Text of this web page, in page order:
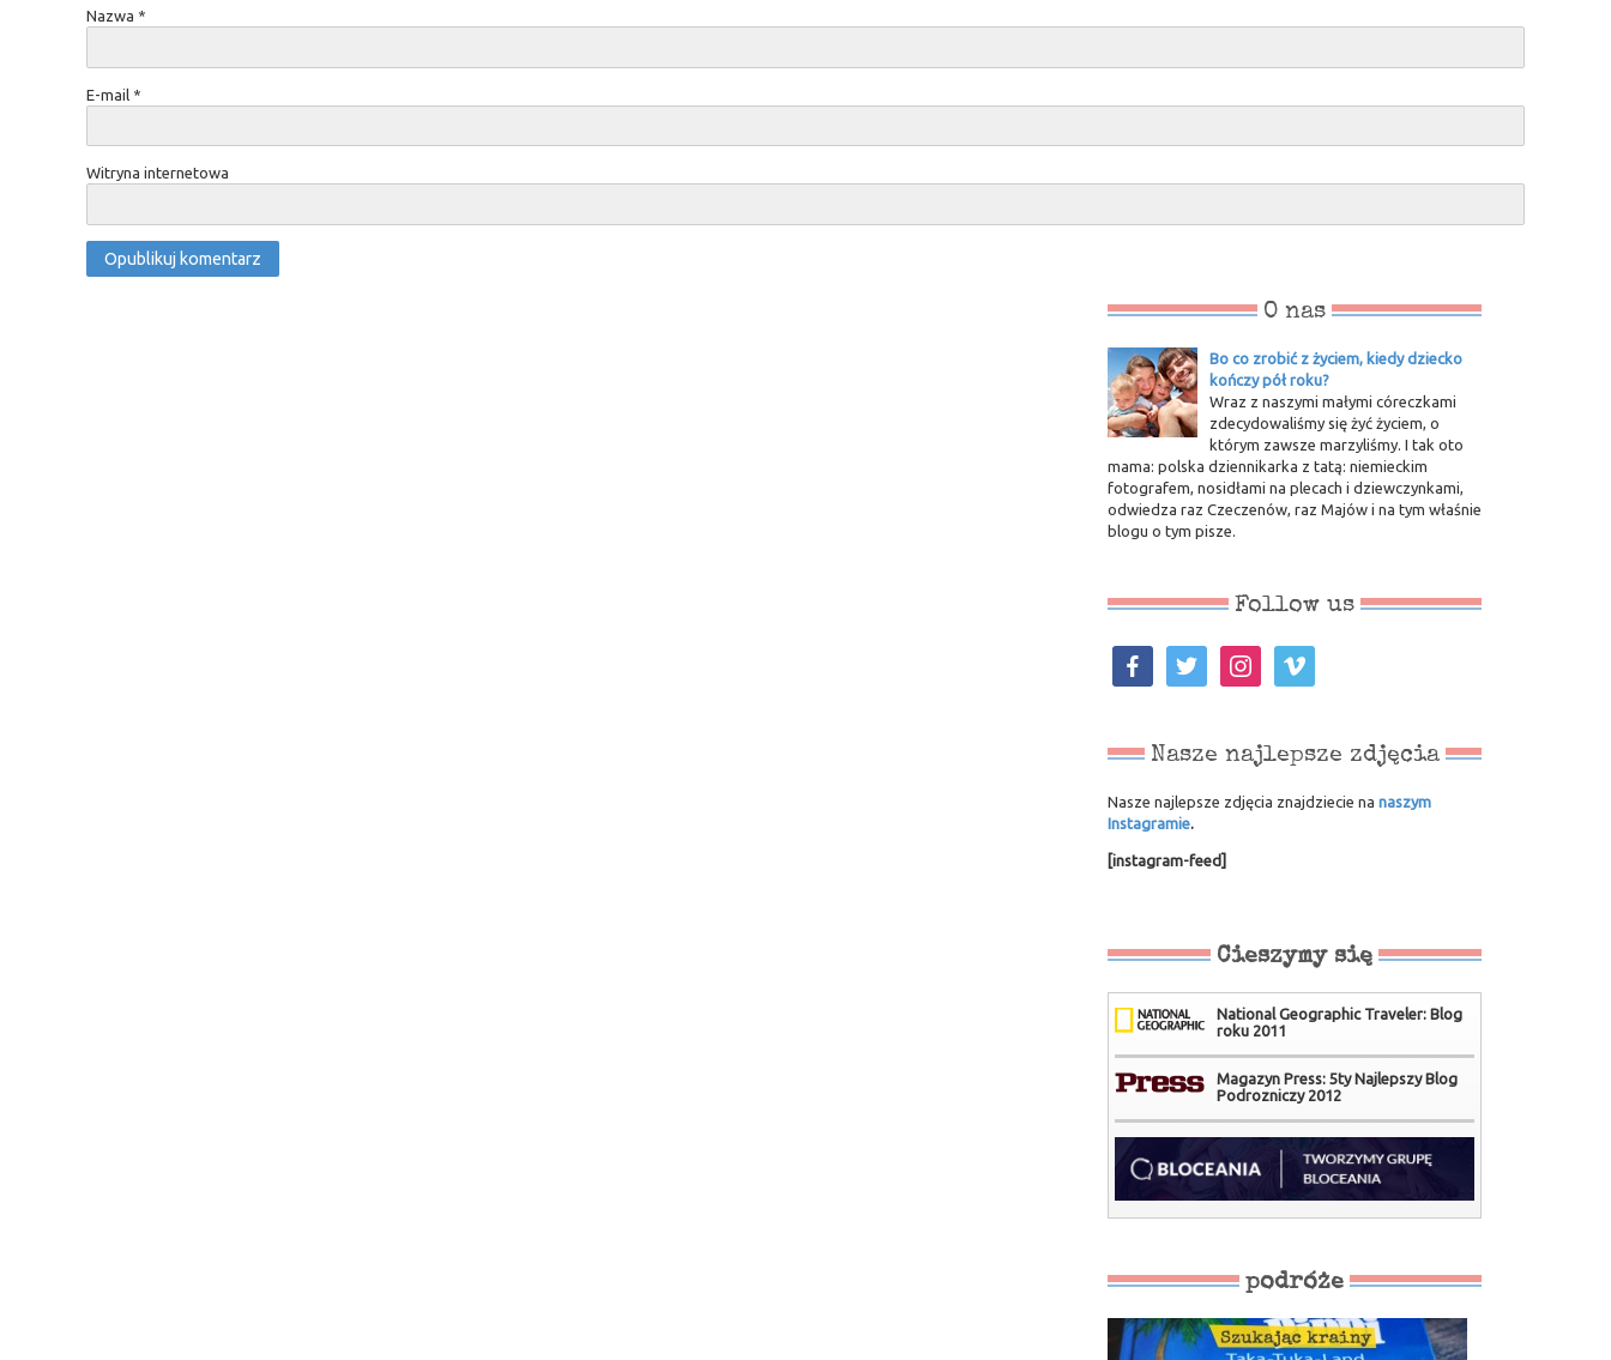
Nazwa *
E-mail *
Witryna internetowa
O nas
Bo co zrobić z życiem, kiedy dziecko
kończy pół roku?
Wraz z naszymi małymi córeczkami
zdecydowaliśmy się żyć życiem, o
którym zawsze marzyliśmy. I tak oto
mama: polska dziennikarka z tatą: niemieckim
fotografem, nosidłami na plecach i dziewczynkami,
odwiedza raz Czeczenów, raz Majów i na tym właśnie
blogu o tym pisze.
Follow us
facebooktwitter instagramvimeo
Nasze najlepsze zdjęcia
Nasze najlepsze zdjęcia znajdziecie na naszym
Instagramie.
[instagram-feed]
Cieszymy się
National Geographic Traveler: Blog
roku 2011
Magazyn Press: 5ty Najlepszy Blog
Podrozniczy 2012
podróże